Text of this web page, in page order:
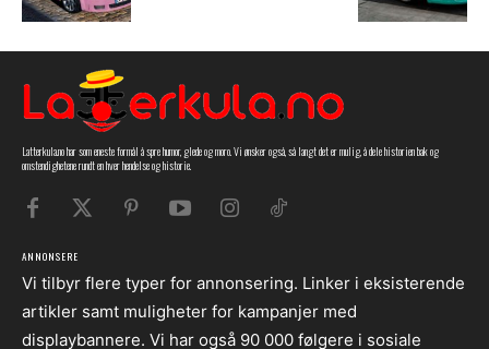
Latterkula.no har som eneste formål å spre humor, glede og moro. Vi ønsker også, så langt det er mulig, å dele historien bak og
omstendighetene rundt en hver hendelse og historie.
ANNONSERE
Vi tilbyr flere typer for annonsering. Linker i eksisterende
artikler samt muligheter for kampanjer med
displaybannere. Vi har også 90 000 følgere i sosiale